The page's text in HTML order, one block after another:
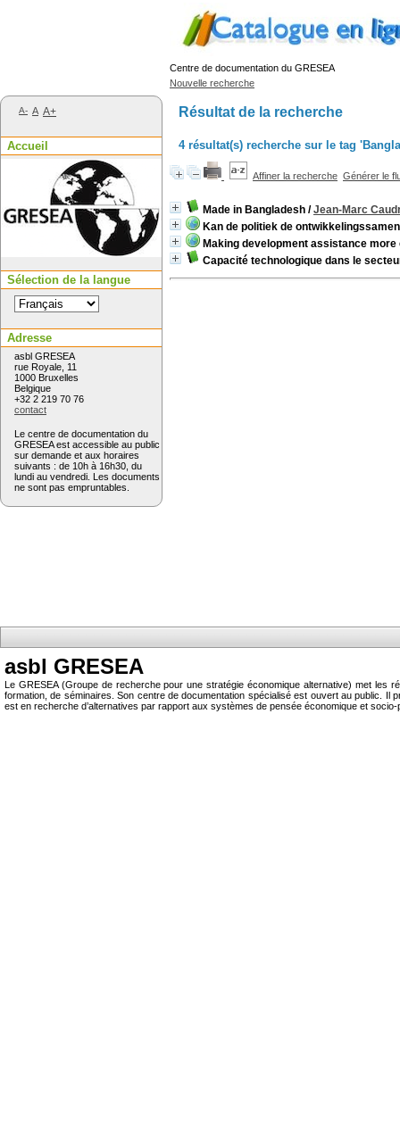
Centre de documentation du GRESEA
Nouvelle recherche
Résultat de la recherche
4 résultat(s) recherche sur le tag
Affiner la recherche Générer le
Made in Bangladesh /Jean-Marc
Kan de politiek de
Making development assistance
Capacité technologique dans le
asbl GRESEA
Le GRESEA (Groupe de recherche pour une stratégie économique alternative) met les
formation, de séminaires. Son centre de documentation spécialisé est ouvert au public.
est en recherche d’alternatives par rapport aux systèmes de pensée économique et socio-
A- A A+
Accueil
Sélection de la langue
Adresse
asbl GRESEA
rue Royale, 11
1000 Bruxelles
Belgique
+32 2 219 70 76
contact
Le centre de documentation du
GRESEA est accessible au public
sur demande et aux horaires
suivants : de 10h à 16h30, du
lundi au vendredi. Les documents
ne sont pas empruntables.